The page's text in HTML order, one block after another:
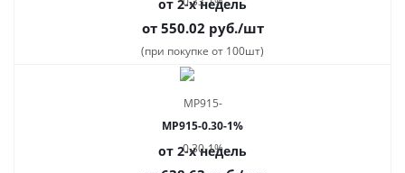
от 2-х недель
от 550.02 руб./шт
(при покупке от 100шт)
MP915-0.30-1%
от 2-х недель